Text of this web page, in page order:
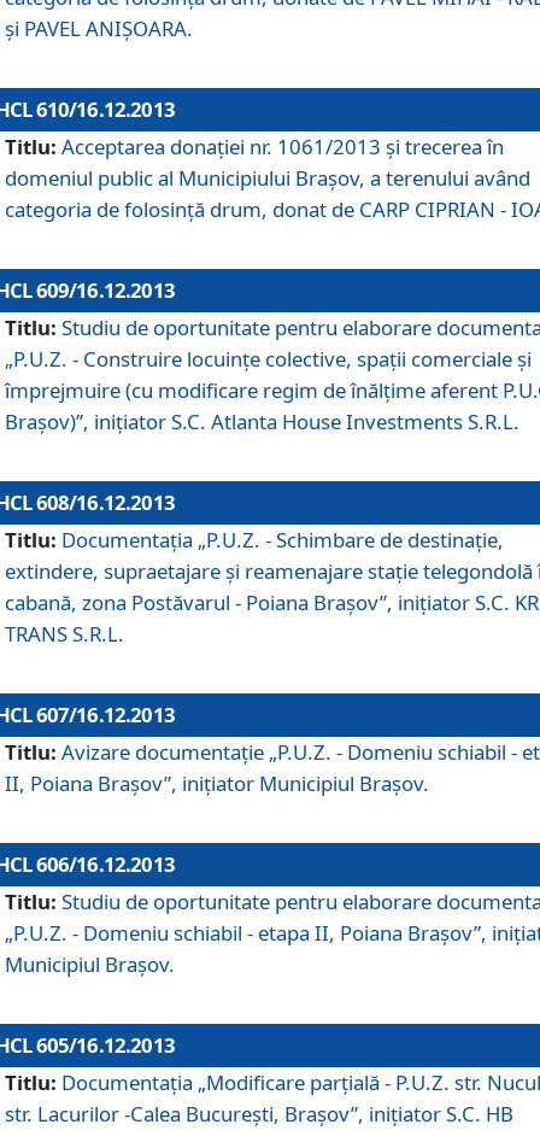
şi PAVEL ANIŞOARA.
610/16.12.2013
Titlu: Acceptarea donaţiei nr. 1061/2013 şi trecerea în
domeniul public al Municipiului Braşov, a terenului având
categoria de folosinţă drum, donat de CARP CIPRIAN -
609/16.12.2013
Titlu: Studiu de oportunitate pentru elaborare
„P.U.Z. - Construire locuinţe colective, spaţii comerciale şi
împrejmuire (cu modificare regim de înălţime aferent
Braşov)”, iniţiator S.C. Atlanta House Investments S.R.L.
608/16.12.2013
Titlu: Documentaţia „P.U.Z. - Schimbare de destinaţie,
extindere, supraetajare şi reamenajare staţie telegondolă
cabană, zona Postăvarul - Poiana Braşov”, iniţiator S.C.
TRANS S.R.L.
607/16.12.2013
Titlu: Avizare documentaţie „P.U.Z. - Domeniu schiabil -
II, Poiana Braşov”, iniţiator Municipiul Braşov.
606/16.12.2013
Titlu: Studiu de oportunitate pentru elaborare
„P.U.Z. - Domeniu schiabil - etapa II, Poiana Braşov”,
Municipiul Braşov.
605/16.12.2013
Titlu: Documentaţia „Modificare parţială - P.U.Z. str.
str. Lacurilor -Calea Bucureşti, Braşov”, iniţiator S.C. HB